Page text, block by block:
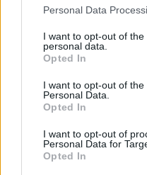
Please note that this
not limited to your visit or
grant or deny consent to
use your data for below
consent section.
Personal Data
I want to opt-out of
personal data.
Opted In
I want to opt-out of the
Personal Data.
Opted In
I want to opt-out of
Personal Data for
Opted In
QUICK LINKS
Α1 Ανδρών
Διεθνή